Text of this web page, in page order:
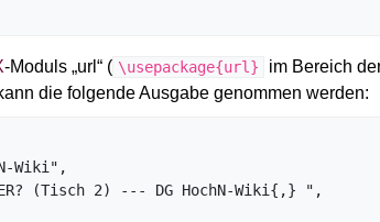
-Moduls „url“ ( \usepackage{url}
im Bereich
die folgende Ausgabe genommen werden: